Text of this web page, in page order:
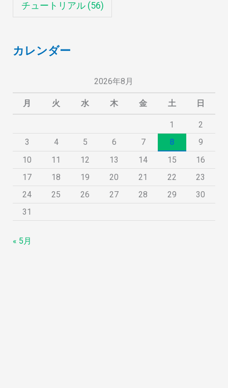
チュートリアル(56)
カレンダー
2026年8月
月 火 水 木 金 土 日
1
2
3
4 5 6 7 8
9
10
11 12 13 14 15
16
17
18 19 20 21 22
23
24
25 26 27 28 29
30
31
« 5月